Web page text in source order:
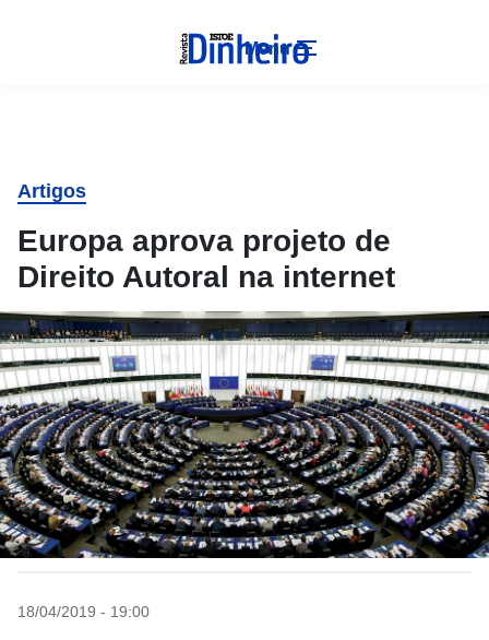
Menu
Artigos
Europa aprova projeto de
Direito Autoral na internet
18/04/2019 - 19:00